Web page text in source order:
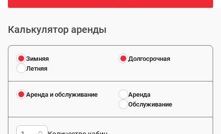
Калькулятор аренды
Зимняя
Летняя
Долгосрочная
Аренда и обслуживание
Аренда
Обслуживание